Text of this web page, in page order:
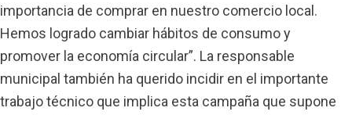
importancia de comprar en nuestro comercio local.
Hemos logrado cambiar hábitos de consumo y
promover la economía circular”. La responsable
municipal también ha querido incidir en el importante
trabajo técnico que implica esta campaña que supone